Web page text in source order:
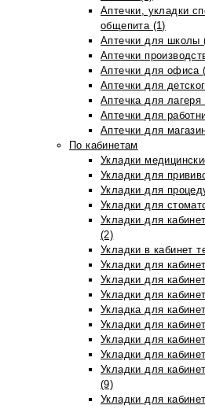
Аптечки, укладки
общепита (1)
Аптечки для школы
Аптечки
Аптечки для офиса
Аптечки для
Аптечка для лагеря
Аптечки для
Аптечки для
По кабинетам
Укладки
Укладки для
Укладки для
Укладки для
Укладки для
(2)
Укладки в кабинет
Укладки для
Укладки для
Укладки для
Укладка для
Укладки для
Укладки для
Укладки для
Укладки для
(9)
Укладки для